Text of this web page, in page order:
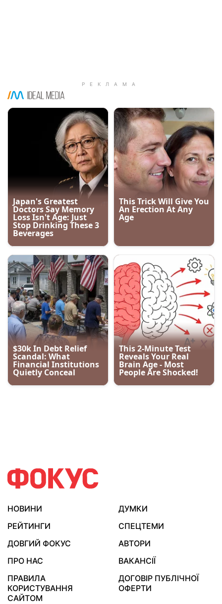
НОВИНИ
ДУМКИ
РЕЙТИНГИ
СПЕЦТЕМИ
ДОВГИЙ ФОКУС
АВТОРИ
ПРО НАС
ВАКАНСІЇ
ПРАВИЛА
КОРИСТУВАННЯ
САЙТОМ
ДОГОВІР ПУБЛІЧНОЇ
ОФЕРТИ